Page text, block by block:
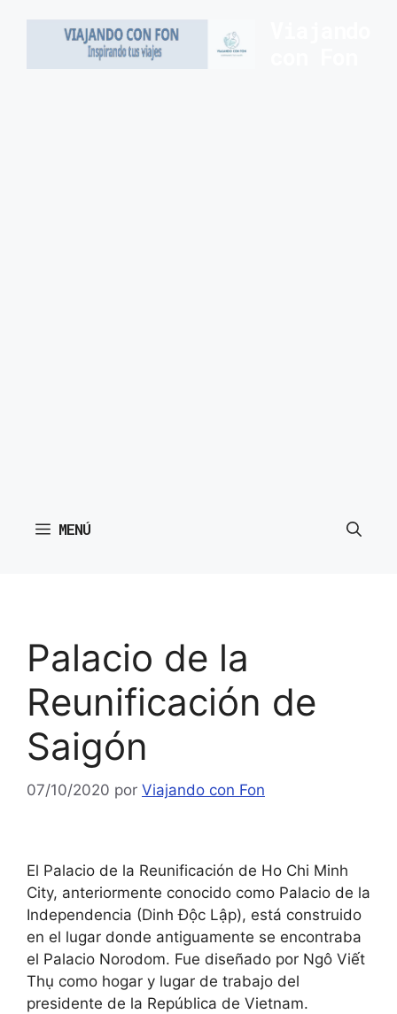
MENÚ
Palacio de la
Reunificación de
Saigón
07/10/2020 por Viajando con Fon
El Palacio de la Reunificación de Ho Chi Minh
City, anteriormente conocido como Palacio de la
Independencia (Dinh Độc Lập), está construido
en el lugar donde antiguamente se encontraba
el Palacio Norodom. Fue diseñado por Ngô Viết
Thụ como hogar y lugar de trabajo del
presidente de la República de Vietnam.